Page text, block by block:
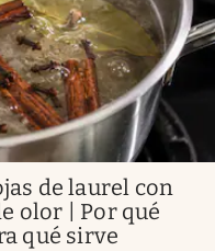
de laurel con
olor | Por qué
qué sirve